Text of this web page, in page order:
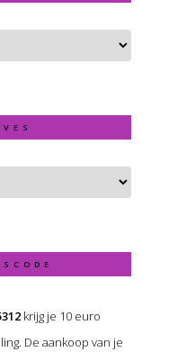
krijg je 10 euro
De aankoop van je